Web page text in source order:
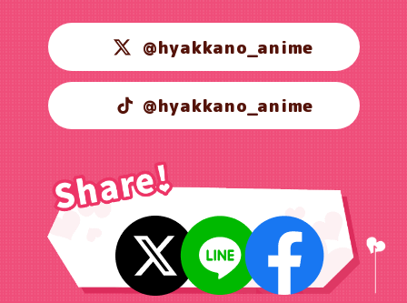
@hyakkano_anime
@hyakkano_anime